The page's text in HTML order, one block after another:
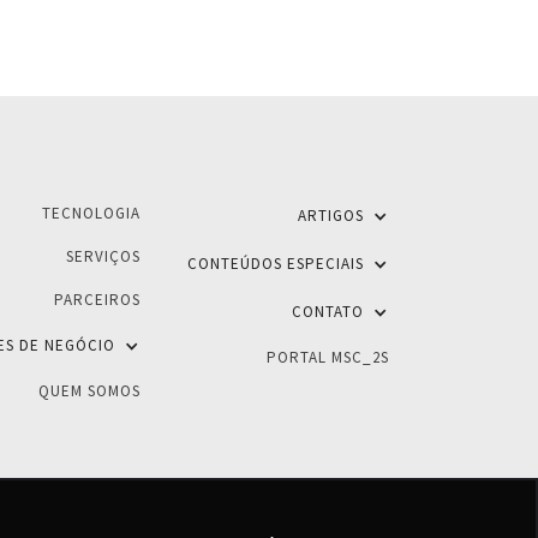
TECNOLOGIA
SERVIÇOS
PARCEIROS
DE NEGÓCIO
QUEM SOMOS
ARTIGOS
CONTEÚDOS ESPECIAIS
CONTATO
PORTAL MSC_2S